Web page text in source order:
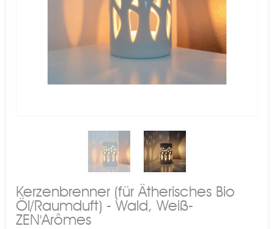
Kerzenbrenner (für Ätherisches Bio
Öl/Raumduft) - Wald, Weiß-
ZEN'Arômes